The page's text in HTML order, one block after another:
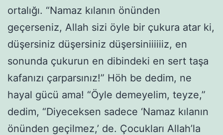
ortalığı. “Namaz kılanın önünden
geçerseniz, Allah sizi öyle bir çukura atar ki,
düşersiniz düşersiniz düşersiniiiiiiz, en
sonunda çukurun en dibindeki en sert taşa
kafanızı çarparsınız!” Höh be dedim, ne
hayal gücü ama! “Öyle demeyelim, teyze,”
dedim, “Diyeceksen sadece ‘Namaz kılanın
önünden geçilmez,’ de. Çocukları Allah’la